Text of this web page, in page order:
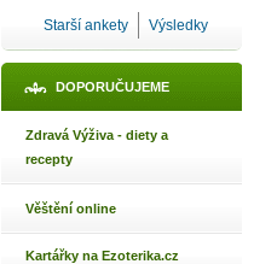
Starší ankety Výsledky
DOPORUČUJEME
Zdravá Výživa - diety a
recepty
Věštění online
Kartářky na Ezoterika.cz